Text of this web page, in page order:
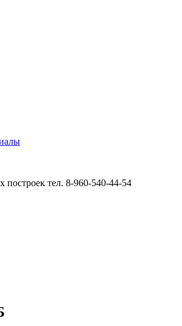
построек тел. 8-960-540-44-54